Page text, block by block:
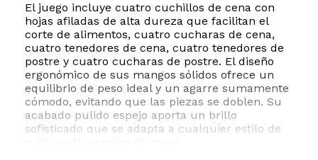
El juego incluye cuatro cuchillos de cena con
hojas afiladas de alta dureza que facilitan el
corte de alimentos, cuatro cucharas de cena,
cuatro tenedores de cena, cuatro tenedores de
postre y cuatro cucharas de postre. El diseño
ergonómico de sus mangos sólidos ofrece un
equilibrio de peso ideal y un agarre sumamente
cómodo, evitando que las piezas se doblen. Su
acabado pulido espejo aporta un brillo
sofisticado que se adapta a cualquier estilo de